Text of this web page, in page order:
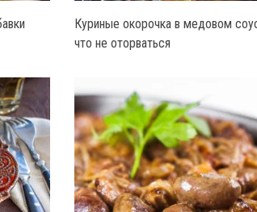
Куриные окорочка в медовом
что не оторваться